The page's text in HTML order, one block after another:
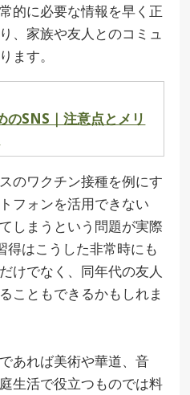
的に必要な情報を早く正
、家族や友人とのコミュ
ます。
のSNS｜注意点とメリ
のワクチン接種を例にす
フォンを活用できない
しまうという問題が実際
得はこうした非常時にも
けでなく、同年代の友人
こともできるかもしれま
あれば美術や華道、音
生活で役立つものでは料